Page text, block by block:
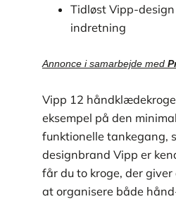
Tidløst Vipp-
indretning
Annonce i samarbejde med
Vipp 12
eksempel på den
funktionelle tankegang,
designbrand Vipp er
får du to kroge, der
at organisere både